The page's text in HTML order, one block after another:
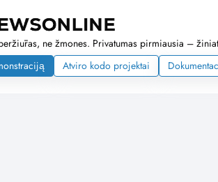
ne žmones. Privatumas pirmiausia –
Atviro kodo projektai